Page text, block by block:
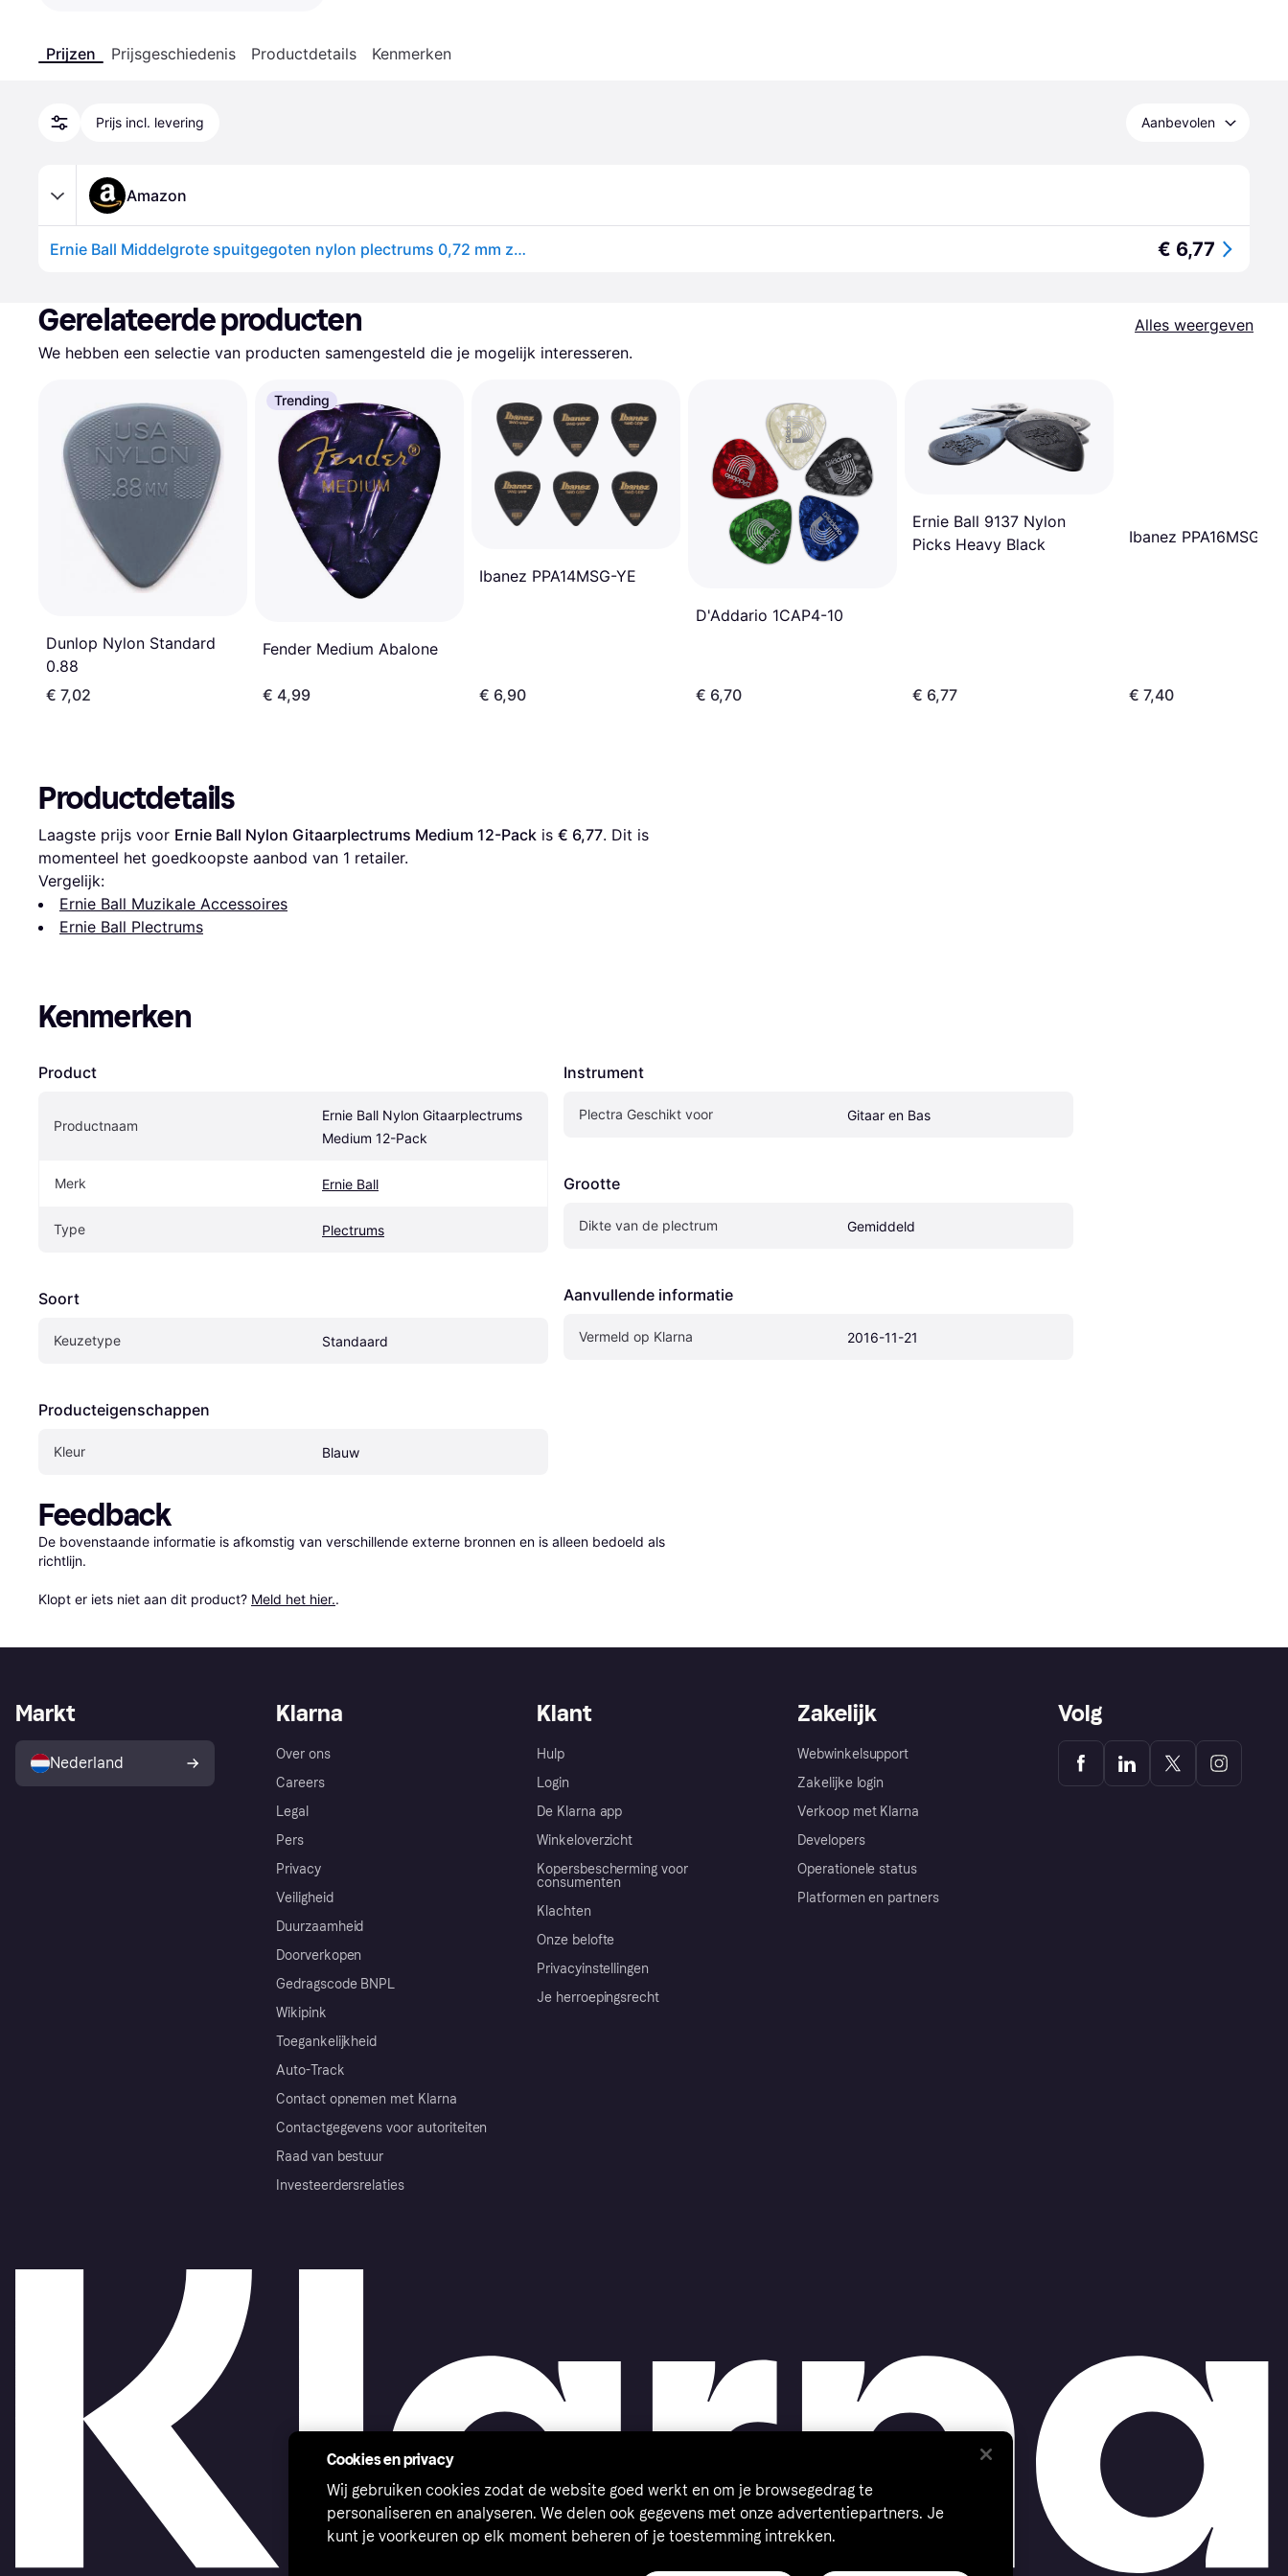
Prijzen Prijsgeschiedenis Productdetails Kenmerken
Prijs incl. levering Aanbevolen
Amazon
Ernie Ball Middelgrote spuitgegoten nylon plectrums 0,72 mm zak van 12 € 6,77
Gerelateerde producten
Alles weergeven
We hebben een selectie van producten samengesteld die je mogelijk interesseren.
Dunlop Nylon Standard
0.88
€ 7,02
Trending
Fender Medium Abalone
€ 4,99
Ibanez PPA14MSG-YE
€ 6,90
D'Addario 1CAP4-10
€ 6,70
Ernie Ball 9137 Nylon
Picks Heavy Black
€ 6,77
Ibanez PPA16MSG
€ 7,40
Productdetails
Laagste prijs voor Ernie Ball Nylon Gitaarplectrums Medium 12-Pack is € 6,77. Dit is
momenteel het goedkoopste aanbod van 1 retailer.
Vergelijk:
Ernie Ball Muzikale Accessoires
Ernie Ball Plectrums
Kenmerken
Product
Productnaam
Ernie Ball Nylon Gitaarplectrums
Medium 12-Pack
Merk Ernie Ball
Type Plectrums
Soort
Keuzetype Standaard
Producteigenschappen
Kleur Blauw
Instrument
Plectra Geschikt voor Gitaar en Bas
Grootte
Dikte van de plectrum Gemiddeld
Aanvullende informatie
Vermeld op Klarna 2016-11-21
Feedback
De bovenstaande informatie is afkomstig van verschillende externe bronnen en is alleen bedoeld als
richtlijn.
Klopt er iets niet aan dit product? Meld het hier..
Klarna
Over ons
Careers
Legal
Pers
Privacy
Veiligheid
Duurzaamheid
Doorverkopen
Gedragscode BNPL
Wikipink
Toegankelijkheid
Auto-Track
Contact opnemen met Klarna
Contactgegevens voor autoriteiten
Raad van bestuur
Investeerdersrelaties
Klant
Hulp
Login
De Klarna app
Winkeloverzicht
Kopersbescherming voor
consumenten
Klachten
Onze belofte
Privacyinstellingen
Je herroepingsrecht
Zakelijk
Webwinkelsupport
Zakelijke login
Verkoop met Klarna
Developers
Operationele status
Platformen en partners
Markt
Nederland
Volg
Cookies en privacy
Wij gebruiken cookies zodat de website goed werkt en om je browsegedrag te
personaliseren en analyseren. We delen ook gegevens met onze advertentiepartners. Je
kunt je voorkeuren op elk moment beheren of je toestemming intrekken.